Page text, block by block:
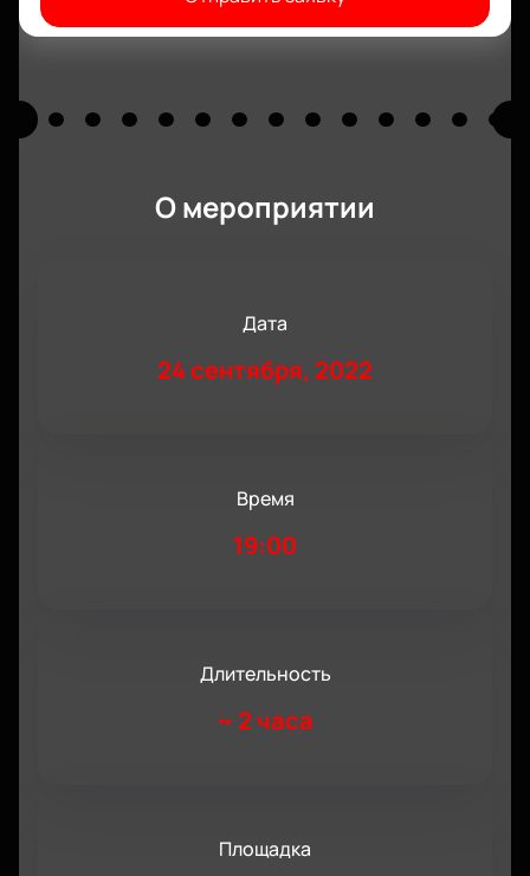
О мероприятии
Дата
24 сентября, 2022
Время
19:00
Длительность
~ 2 часа
Площадка